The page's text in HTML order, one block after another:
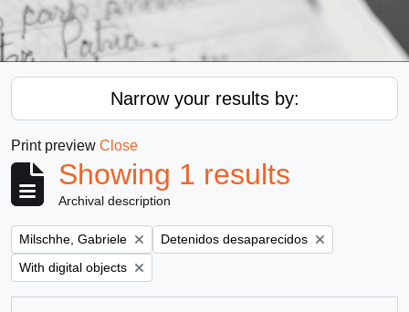
Narrow your results by:
Print preview Close
Showing 1 results
Archival description
Remove filter:
Milschhe, Gabriele Remove filter:
Detenidos desaparecidos
Remove filter:
With digital objects